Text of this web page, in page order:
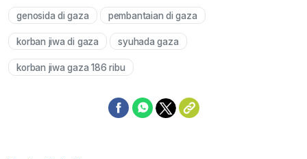
genosida di gaza pembantaian di gaza
korban jiwa di gaza syuhada gaza
korban jiwa gaza 186 ribu